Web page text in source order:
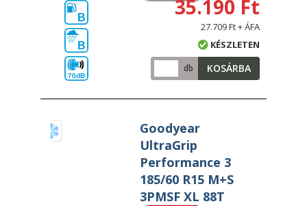
B
B
70dB
35.190 Ft
27.709 Ft + ÁFA
KÉSZLETEN
db KOSÁRBA
Goodyear
UltraGrip
Performance 3
185/60 R15 M+S
3PMSF XL 88T